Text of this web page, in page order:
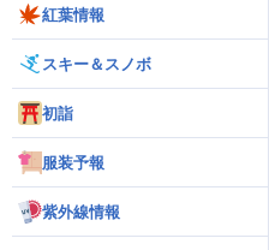
紅葉情報
スキー＆スノボ
初詣
服装予報
紫外線情報